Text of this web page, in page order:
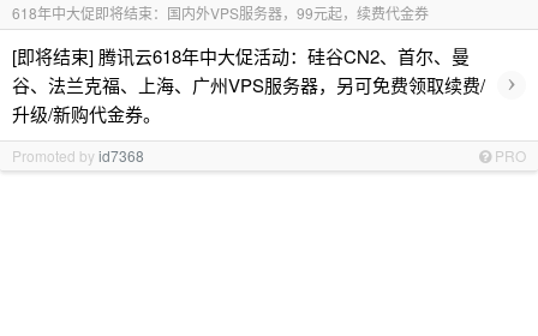
618年中大促即将结束：国内外VPS服务器，99元起，续费代金券
[即将结束] 腾讯云618年中大促活动：硅谷CN2、首尔、曼
谷、法兰克福、上海、广州VPS服务器，另可免费领取续费/
升级/新购代金券。
›
Promoted byid7368 PRO